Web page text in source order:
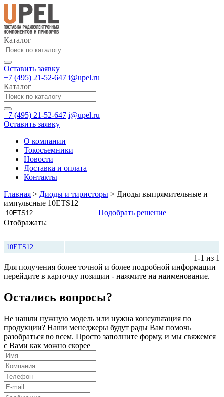
Каталог
Оставить заявку
+7 (495) 21-52-647 i@upel.ru
Каталог
+7 (495) 21-52-647 i@upel.ru
Оставить заявку
О компании
Токосъемники
Новости
Доставка и оплата
Контакты
Главная > Диоды и тиристоры > Диоды выпрямительные и
импульсные 10ETS12
Подобрать решение
Отображать:
10ETS12
1-1 из 1
Для получения более точной и более подробной информации
перейдите в карточку позиции - нажмите на наименование.
Остались вопросы?
Не нашли нужную модель или нужна консультация по
продукции? Наши менеджеры будут рады Вам помочь
разобраться во всем. Просто заполните форму, и мы свяжемся
с Вами как можно скорее